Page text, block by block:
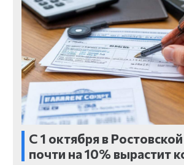
С 1 октября в
почти на 10% вырастит